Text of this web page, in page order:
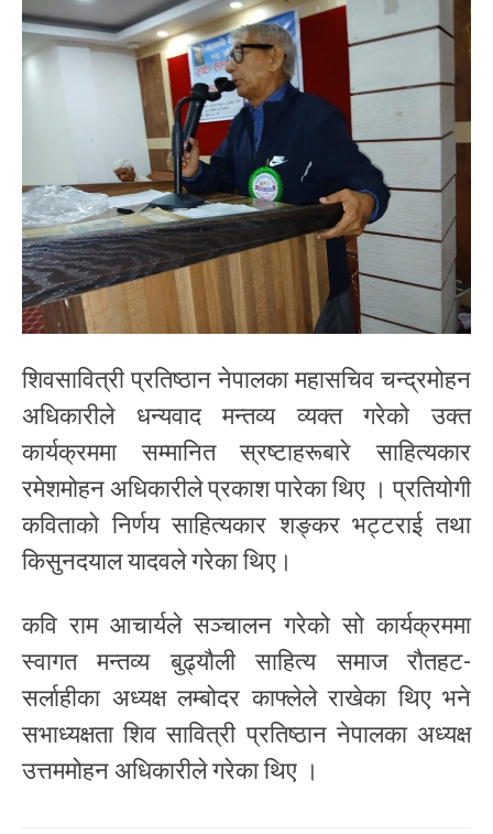
शिवसावित्री प्रतिष्ठान नेपालका महासचिव चन्द्रमोहन
अधिकारीले धन्यवाद मन्तव्य व्यक्त गरेको उक्त
कार्यक्रममा सम्मानित स्रष्टाहरूबारे साहित्यकार
रमेशमोहन अधिकारीले प्रकाश पारेका थिए । प्रतियोगी
कविताको निर्णय साहित्यकार शङ्कर भट्टराई तथा
किसुनदयाल यादवले गरेका थिए।
कवि राम आचार्यले सञ्चालन गरेको सो कार्यक्रममा
स्वागत मन्तव्य बुढ्यौली साहित्य समाज रौतहट-
सर्लाहीका अध्यक्ष लम्बोदर काफ्लेले राखेका थिए भने
सभाध्यक्षता शिव सावित्री प्रतिष्ठान नेपालका अध्यक्ष
उत्तममोहन अधिकारीले गरेका थिए ।